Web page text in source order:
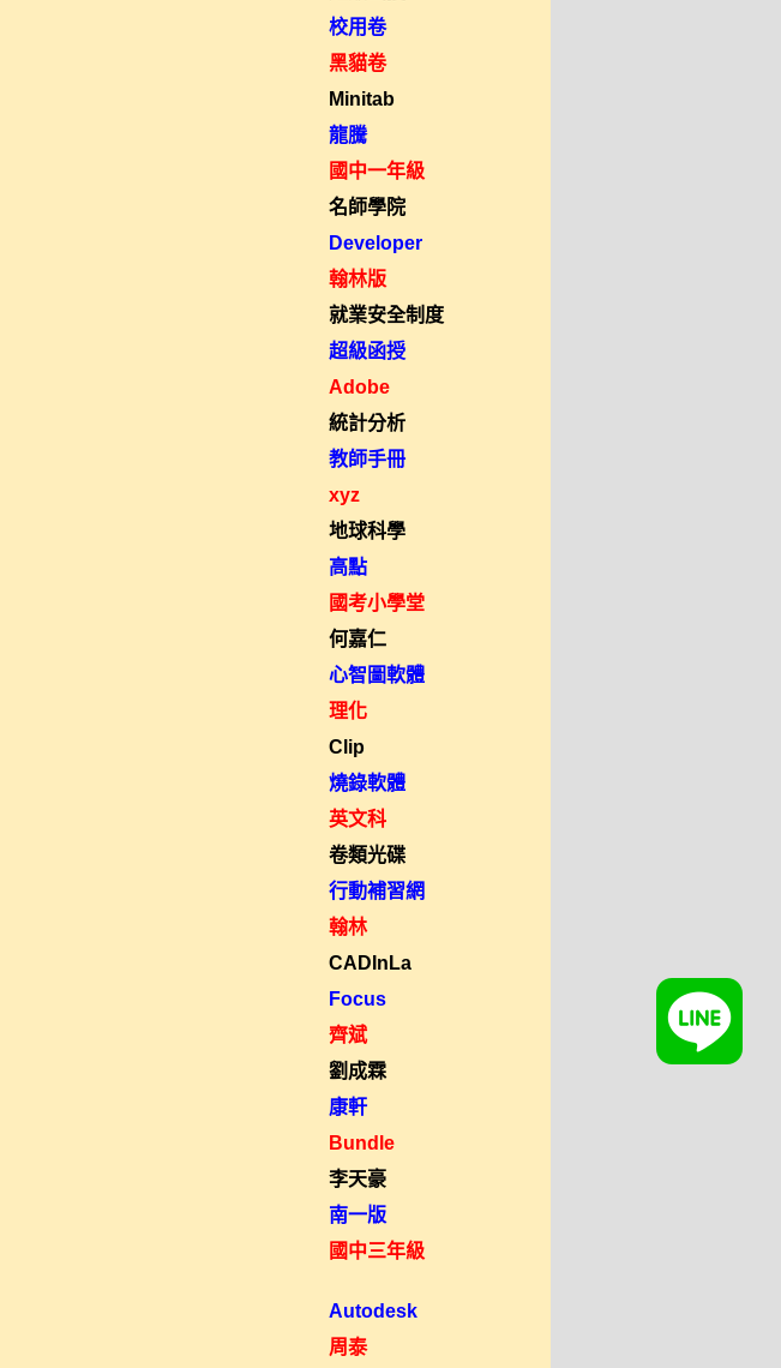
校用卷
黑貓卷
Minitab
龍騰
國中一年級
名師學院
Developer
翰林版
就業安全制度
超級函授
Adobe
統計分析
教師手冊
xyz
地球科學
高點
國考小學堂
何嘉仁
心智圖軟體
理化
Clip
燒錄軟體
英文科
卷類光碟
行動補習網
翰林
CADInLa
Focus
齊斌
劉成霖
康軒
Bundle
李天豪
南一版
國中三年級
Autodesk
周泰